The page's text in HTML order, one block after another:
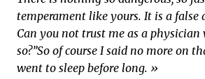
temperament like yours. It is a false
Can you not trust me as a
so?”So of course I said no more on
went to sleep before long. »